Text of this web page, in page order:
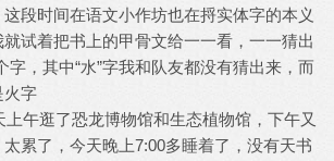
段时间在语文小作坊也在捋实体字的本义
试着把书上的甲骨文给一一看，一一猜出
字，其中“水”字我和队友都没有猜出来，而
火字
逛了恐龙博物馆和生态植物馆，下午又
太累了，今天晚上7:00多睡着了，没有天书